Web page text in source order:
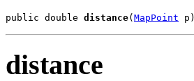
public double distance( MapPoint p)
distance